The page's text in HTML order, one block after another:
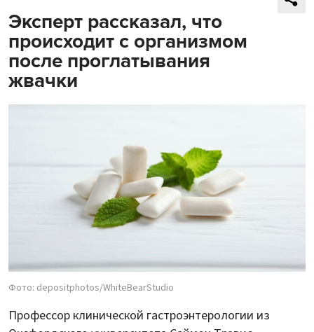
Эксперт рассказал, что
происходит с организмом
после проглатывания
жвачки
Фото: depositphotos/WhiteBearStudio
Профессор клинической гастроэнтерологии из